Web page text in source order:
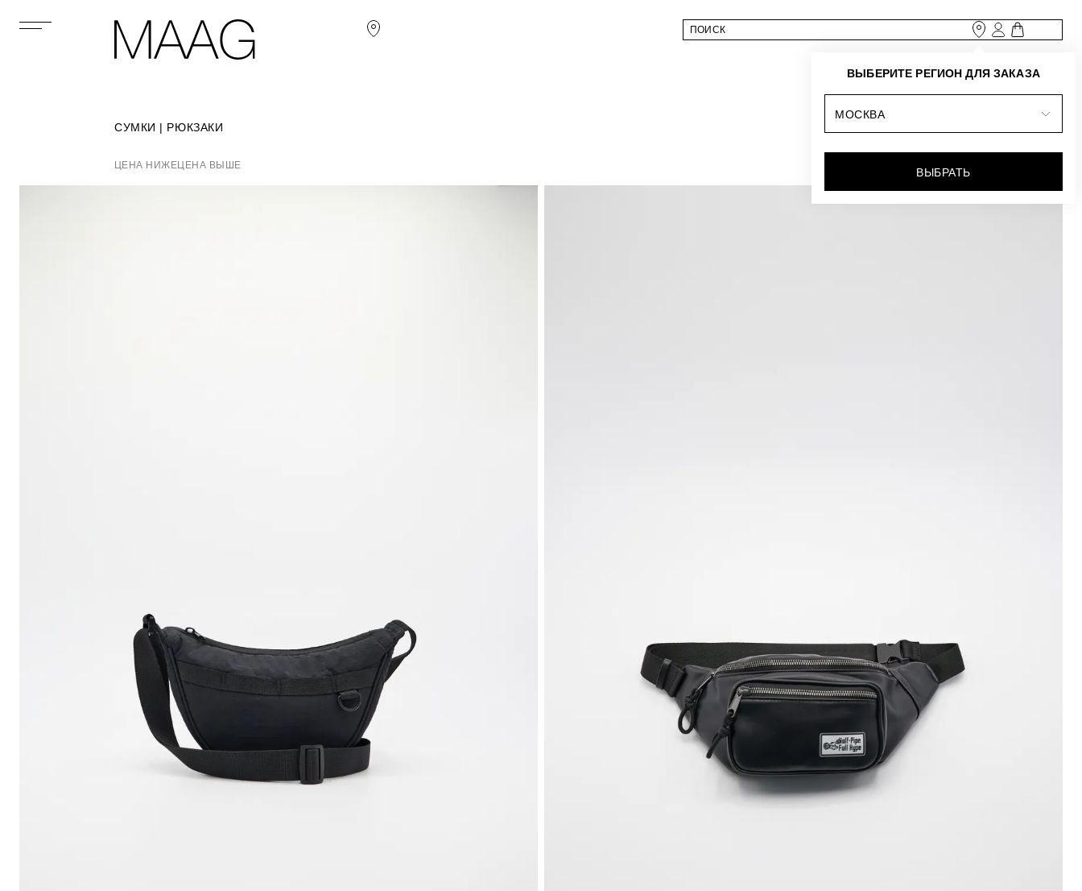
СУМКИ | РЮКЗАКИ
ЦЕНА НИЖЕЦЕНА ВЫШЕ
ВЫБЕРИТЕ РЕГИОН ДЛЯ ЗАКАЗА
МОСКВА
ВЫБРАТЬ